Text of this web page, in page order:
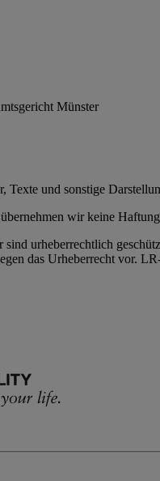
Münster
Texte und sonstige
wir keine
urheberrechtlich
das Urheberrecht vor.